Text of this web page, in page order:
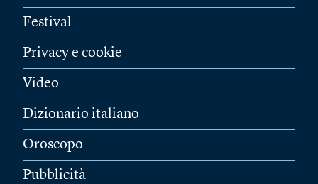
Festival
Privacy e cookie
Video
Dizionario italiano
Oroscopo
Pubblicità